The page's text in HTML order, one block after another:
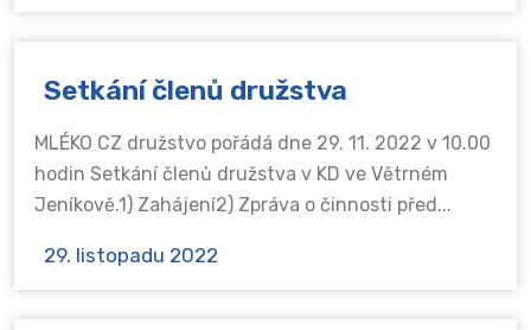
Setkání členů družstva
MLÉKO CZ družstvo pořádá dne 29. 11. 2022 v 10.00
hodin Setkání členů družstva v KD ve Větrném
Jeníkově.1) Zahájení2) Zpráva o činnosti před...
29. listopadu 2022